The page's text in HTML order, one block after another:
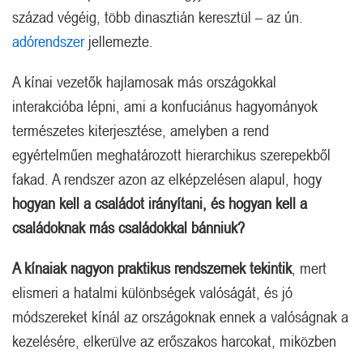
század végéig, több dinasztián keresztül – az ún.
adórendszerjellemezte.
A kínai vezetők hajlamosak más országokkal
interakcióba lépni, ami a konfuciánus hagyományok
természetes kiterjesztése, amelyben a rend
egyértelműen meghatározott hierarchikus szerepekből
fakad. A rendszer azon az elképzelésen alapul, hogy
hogyan kell a családot irányítani, és hogyan kell a
családoknak más családokkal bánniuk?
A kínaiak nagyon praktikus rendszernek tekintik, mert
elismeri a hatalmi különbségek valóságát, és jó
módszereket kínál az országoknak ennek a valóságnak a
kezelésére, elkerülve az erőszakos harcokat, miközben